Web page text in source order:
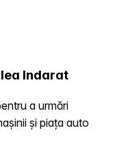
Indarat
a urmări
și piața auto